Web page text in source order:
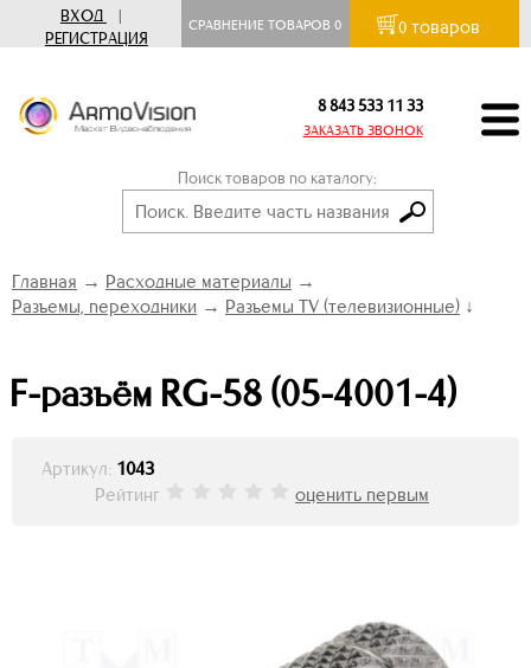
ВХОД
|
РЕГИСТРАЦИЯ
СРАВНЕНИЕ ТОВАРОВ0 0 товаров
8 843 533 11 33
ЗАКАЗАТЬ ЗВОНОК
Поиск товаров по каталогу:
Главная → Расходные материалы →
Разъемы, переходники → Разъемы TV (телевизионные) ↓
F-разъём RG-58 (05-4001-4)
Артикул: 1043
Рейтинг
оценить первым